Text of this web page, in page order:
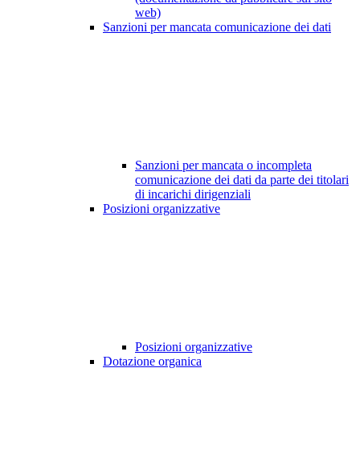
web)
Sanzioni per mancata comunicazione dei dati
Sanzioni per mancata o incompleta
comunicazione dei dati da parte dei titolari
di incarichi dirigenziali
Posizioni organizzative
Posizioni organizzative
Dotazione organica